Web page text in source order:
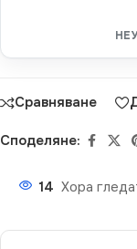
Сравняване
Споделяне:
14 Хора